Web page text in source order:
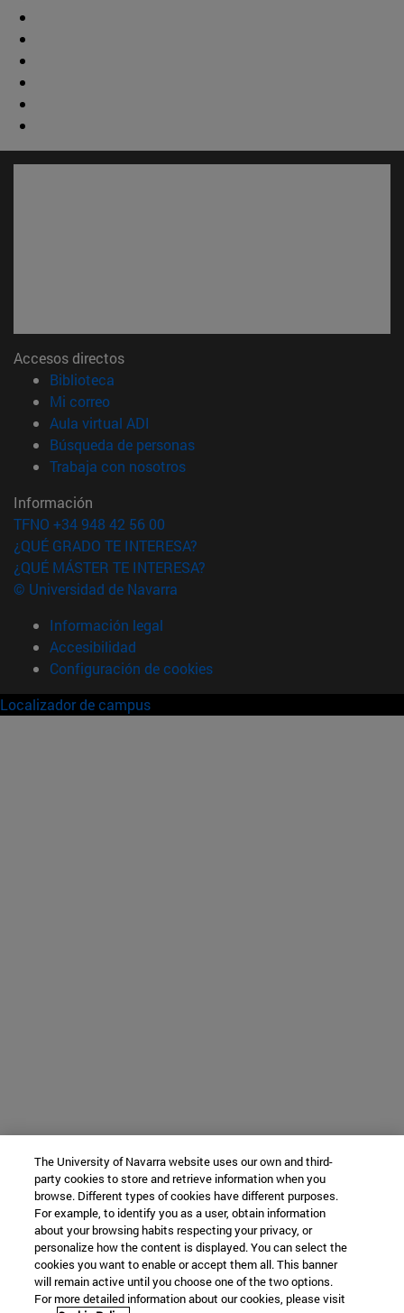
Accesos directos
Biblioteca
Mi correo(abre en nueva ventana)
Aula virtual ADI
Búsqueda de personas(abre en nueva ventana)
Trabaja con nosotros(abre en nueva ventana)
Información
TFNO +34 948 42 56 00
¿QUÉ GRADO TE INTERESA?
¿QUÉ MÁSTER TE INTERESA?
© Universidad de Navarra
Información legal
Accesibilidad
Configuración de cookies
Localizador de campus
The University of Navarra website uses our own and third-
party cookies to store and retrieve information when you
browse. Different types of cookies have different purposes.
For example, to identify you as a user, obtain information
about your browsing habits respecting your privacy, or
personalize how the content is displayed. You can select the
cookies you want to enable or accept them all. This banner
will remain active until you choose one of the two options.
For more detailed information about our cookies, please visit